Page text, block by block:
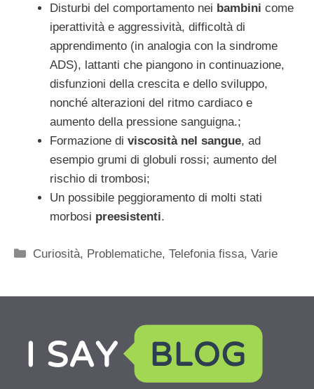
Disturbi del comportamento nei bambini come
iperattività e aggressività, difficoltà di
apprendimento (in analogia con la sindrome
ADS), lattanti che piangono in continuazione,
disfunzioni della crescita e dello sviluppo,
nonché alterazioni del ritmo cardiaco e
aumento della pressione sanguigna.;
Formazione di viscosità nel sangue, ad
esempio grumi di globuli rossi; aumento del
rischio di trombosi;
Un possibile peggioramento di molti stati
morbosi preesistenti.
Categorie
Curiosità, Problematiche,Telefonia fissa,Varie